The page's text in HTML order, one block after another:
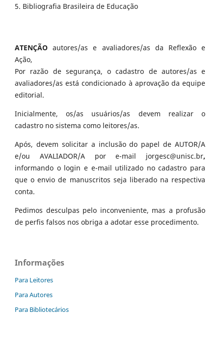
5. Bibliografia Brasileira de Educação
ATENÇÃO autores/as e avaliadores/as da Reflexão e
Ação,
Por razão de segurança, o cadastro de autores/as e
avaliadores/as está condicionado à aprovação da equipe
editorial.
Inicialmente, os/as usuários/as devem realizar o
cadastro no sistema como leitores/as.
Após, devem solicitar a inclusão do papel de AUTOR/A
e/ou AVALIADOR/A por e-mail jorgesc@unisc.br,
informando o login e e-mail utilizado no cadastro para
que o envio de manuscritos seja liberado na respectiva
conta.
Pedimos desculpas pelo inconveniente, mas a profusão
de perfis falsos nos obriga a adotar esse procedimento.
Informações
Para Leitores
Para Autores
Para Bibliotecários